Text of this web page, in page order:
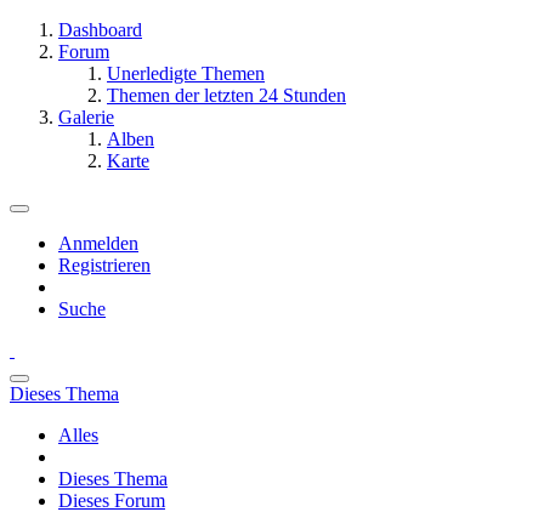
Dashboard
Forum
Unerledigte Themen
Themen der letzten 24 Stunden
Galerie
Alben
Karte
Anmelden
Registrieren
Suche
Dieses Thema
Alles
Dieses Thema
Dieses Forum